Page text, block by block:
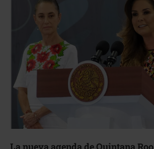
La nueva agenda de Quintana Roo